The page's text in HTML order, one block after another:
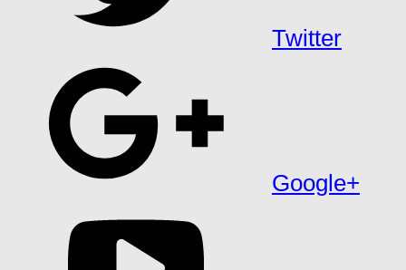
Twitter
Google+